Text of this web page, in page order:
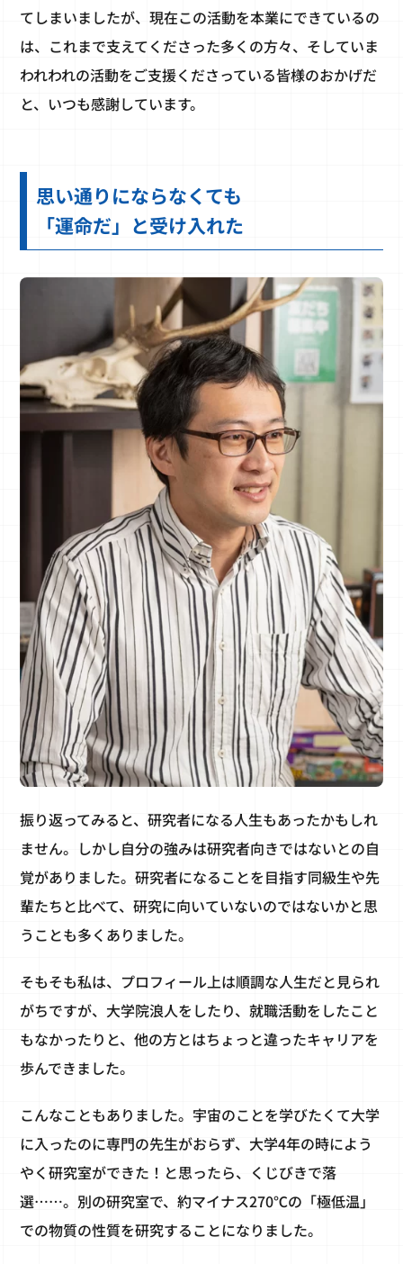
てしまいましたが、現在この活動を本業にできているの
は、これまで支えてくださった多くの方々、そしていま
われわれの活動をご支援くださっている皆様のおかげだ
と、いつも感謝しています。
思い通りにならなくても
「運命だ」と受け入れた
振り返ってみると、研究者になる人生もあったかもしれ
ません。しかし自分の強みは研究者向きではないとの自
覚がありました。研究者になることを目指す同級生や先
輩たちと比べて、研究に向いていないのではないかと思
うことも多くありました。
そもそも私は、プロフィール上は順調な人生だと見られ
がちですが、大学院浪人をしたり、就職活動をしたこと
もなかったりと、他の方とはちょっと違ったキャリアを
歩んできました。
こんなこともありました。宇宙のことを学びたくて大学
に入ったのに専門の先生がおらず、大学4年の時によう
やく研究室ができた！と思ったら、くじびきで落
選……。別の研究室で、約マイナス270℃の「極低温」
での物質の性質を研究することになりました。